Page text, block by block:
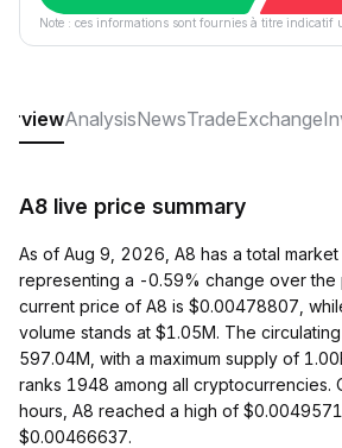
Note : ces informations sont fournies à titre indicatif
AnalysisNewsTradeExchange
A8 live price summary
As of Aug 9, 2026, A8 has a total
representing a -0.59% change over the
current price of A8 is $0.00478807,
volume stands at $1.05M. The
597.04M, with a maximum supply of
ranks 1948 among all cryptocurrencies.
hours, A8 reached a high of
$0.00466637.